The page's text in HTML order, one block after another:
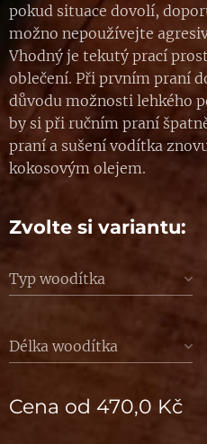
pokud situace dovolí,
možno nepoužívejte
Vhodný je tekutý prací
oblečení. Při prvním praní
důvodu možnosti lehkého
by si při ručním praní
praní a sušení vodítka
kokosovým olejem.
Zvolte si variantu:
Typ woodítka
Délka woodítka
Cena od 470,0 Kč